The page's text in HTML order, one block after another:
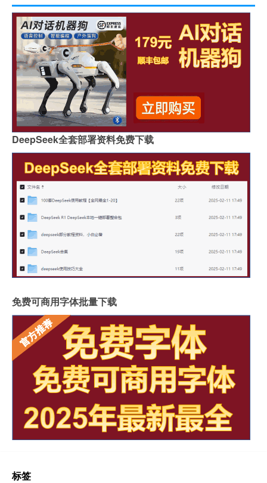
DeepSeek全套部署资料免费下载
免费可商用字体批量下载
标签